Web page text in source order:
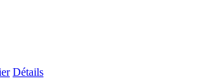
Détails